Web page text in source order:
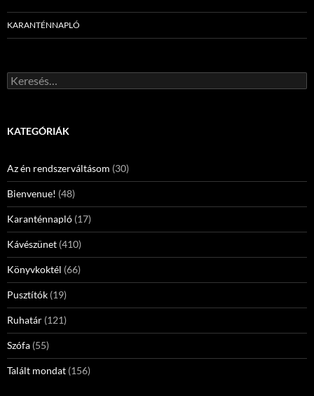
KARANTÉNNAPLÓ
Keresés:
KATEGÓRIÁK
Az én rendszerváltásom (30)
Bienvenue! (48)
Karanténnapló (17)
Kávészünet (410)
Könyvkoktél (66)
Pusztítók (19)
Ruhatár (121)
Szófa (55)
Talált mondat (156)